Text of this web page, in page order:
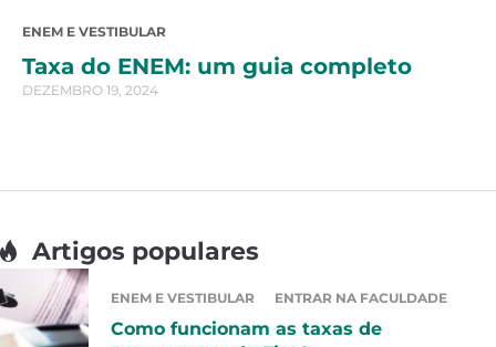
ENEM E VESTIBULAR
Taxa do ENEM: um guia completo
DEZEMBRO 19, 2024
Artigos populares
ENEM E VESTIBULAR ENTRAR NA FACULDADE
Como funcionam as taxas de